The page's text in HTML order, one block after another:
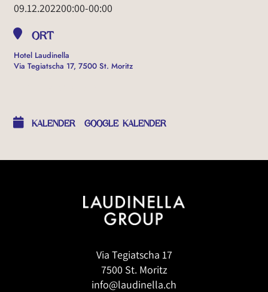
09.12.202200:00-00:00
ORT
Hotel Laudinella
Via Tegiatscha 17, 7500 St. Moritz
KALENDER GOOGLE KALENDER
Via Tegiatscha 17
7500 St. Moritz
info@laudinella.ch